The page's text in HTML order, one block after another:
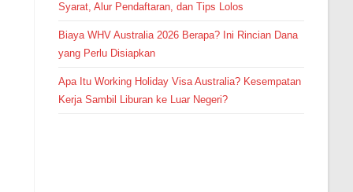
Syarat, Alur Pendaftaran, dan Tips Lolos
Biaya WHV Australia 2026 Berapa? Ini Rincian Dana
yang Perlu Disiapkan
Apa Itu Working Holiday Visa Australia? Kesempatan
Kerja Sambil Liburan ke Luar Negeri?